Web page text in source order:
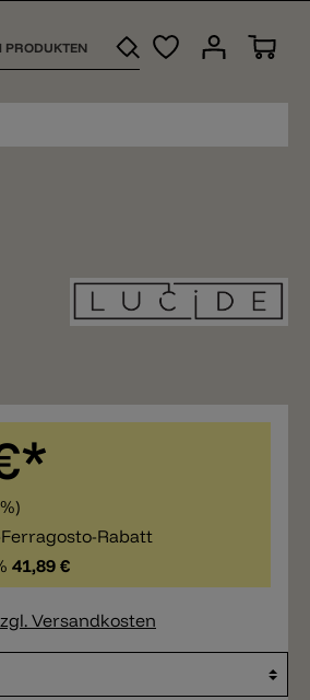
Rabatt
41,89 €
Versandkosten